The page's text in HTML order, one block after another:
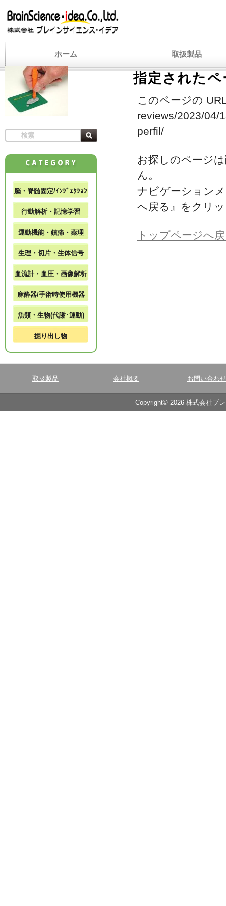
ホーム 取扱製品
指定された
このページの
reviews/2023/04/
perfil/
お探しのページ
ん。
ナビゲーション
へ戻る』をクリ
トップページへ
脳・脊髄固定/ｲﾝｼﾞｪｸｼｮﾝ
行動解析・記憶学習
運動機能・鎮痛・薬理
生理・切片・生体信号
血流計・血圧・画像解析
麻酔器/手術時使用機器
魚類・生物(代謝･運動)
掘り出し物
取扱製品 会社概要 お問い合わせ
Copyright© 2026 株式会社ブ